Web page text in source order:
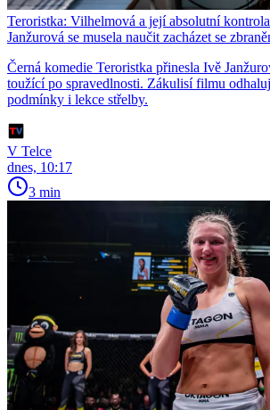
Teroristka: Vilhelmová a její absolutní
Janžurová se musela naučit zacházet se
Černá komedie Teroristka přinesla Ivě
toužící po spravedlnosti. Zákulisí filmu
podmínky i lekce střelby.
V Telce
dnes, 10:17
3 min